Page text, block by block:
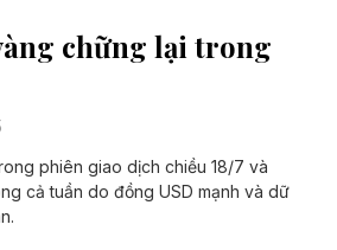
chững lại trong
phiên giao dịch chiều 18/7 và
cả tuần do đồng USD mạnh và dữ